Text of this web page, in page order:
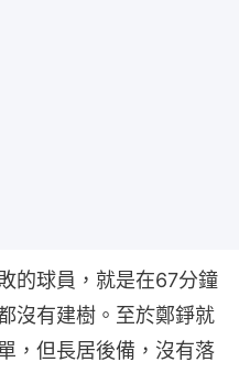
的球員，就是在67分鐘
沒有建樹。至於鄭錚就
，但長居後備，沒有落